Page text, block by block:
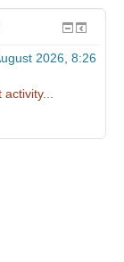
2026, 8:26
activity...